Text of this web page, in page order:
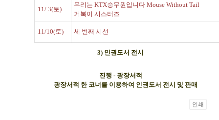
11/ 3(토)
우리는 KTX승무원입니다 Mouse Without Tail
거북이 시스터즈
11/10(토) 세 번째 시선
3) 인권도서 전시
진행 - 광장서적
광장서적 한 코너를 이용하여 인권도서 전시 및 판매
인쇄